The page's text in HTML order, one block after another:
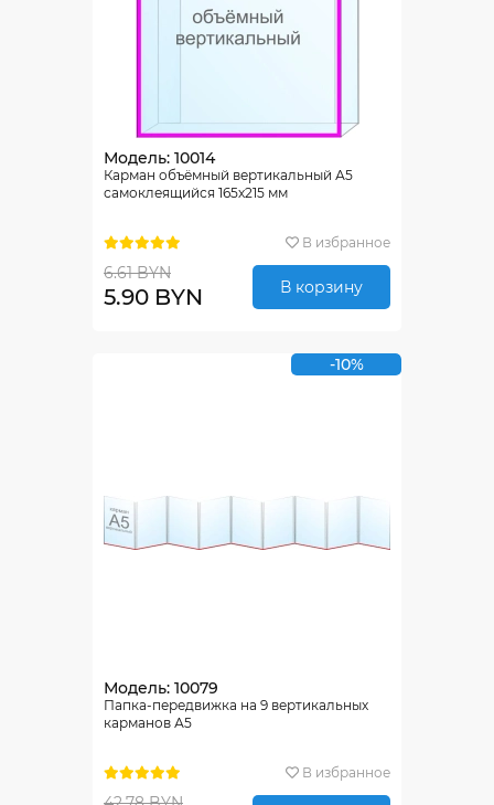
Модель: 10014
Карман объёмный вертикальный А5
самоклеящийся 165х215 мм
В избранное
6.61 BYN
5.90 BYN В корзину
-10%
Модель: 10079
Папка-передвижка на 9 вертикальных
карманов А5
В избранное